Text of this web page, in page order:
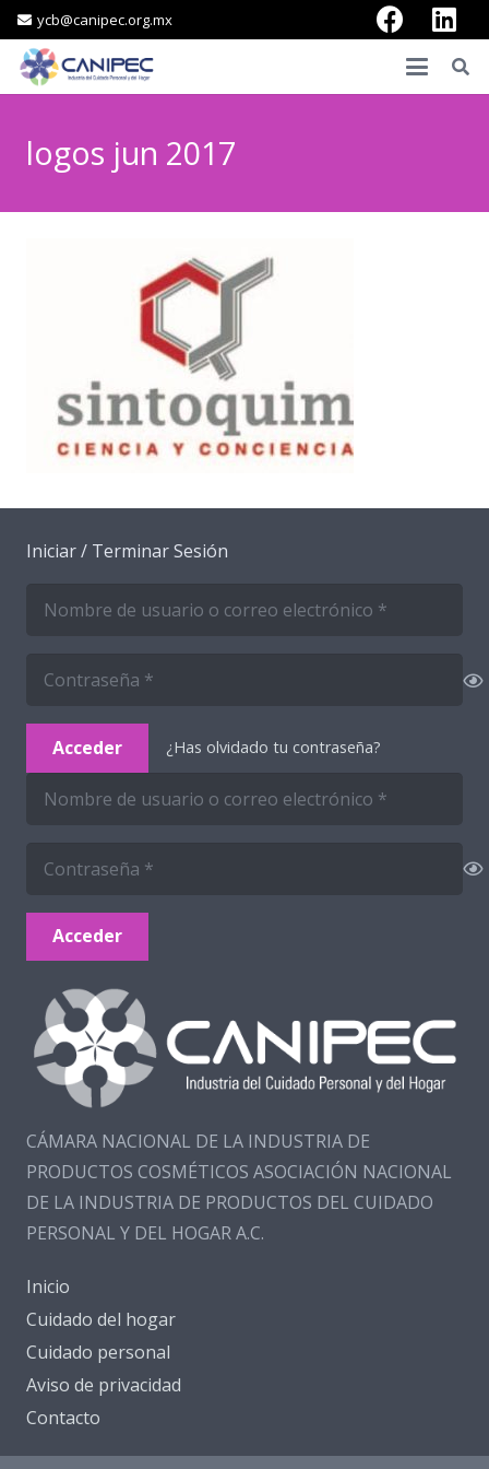
ycb@canipec.org.mx
logos jun 2017
Iniciar / Terminar Sesión
Acceder ¿Has olvidado tu contraseña?
Acceder
CÁMARA NACIONAL DE LA INDUSTRIA DE
PRODUCTOS COSMÉTICOS ASOCIACIÓN NACIONAL
DE LA INDUSTRIA DE PRODUCTOS DEL CUIDADO
PERSONAL Y DEL HOGAR A.C.
Inicio
Cuidado del hogar
Cuidado personal
Aviso de privacidad
Contacto